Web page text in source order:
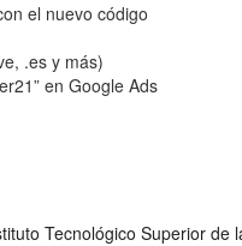
el nuevo código
.es y más)
en Google Ads
Tecnológico Superior de